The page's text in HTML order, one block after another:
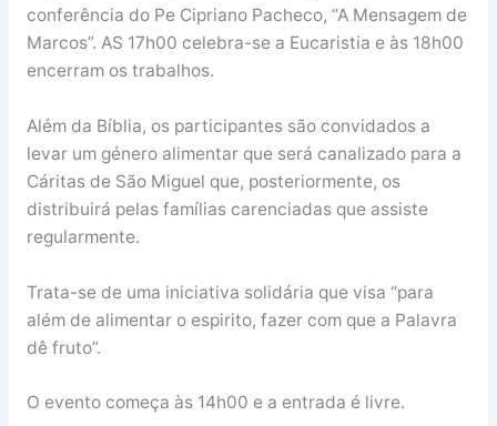
conferência do Pe Cipriano Pacheco, “A Mensagem de
Marcos”. AS 17h00 celebra-se a Eucaristia e às 18h00
encerram os trabalhos.
Além da Bíblia, os participantes são convidados a
levar um género alimentar que será canalizado para a
Cáritas de São Miguel que, posteriormente, os
distribuirá pelas famílias carenciadas que assiste
regularmente.
Trata-se de uma iniciativa solidária que visa “para
além de alimentar o espirito, fazer com que a Palavra
dê fruto”.
O evento começa às 14h00 e a entrada é livre.